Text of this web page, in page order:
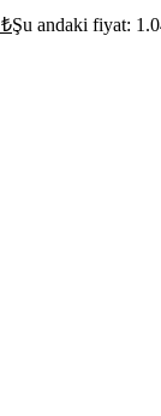
₺Şu andaki fiyat: